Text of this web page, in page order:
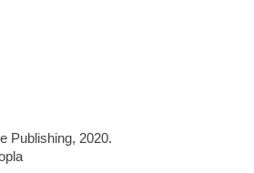
Publishing, 2020.